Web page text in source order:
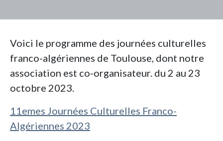
Voici le programme des journées culturelles
franco-algériennes de Toulouse, dont notre
association est co-organisateur. du 2 au 23
octobre 2023.
11emes Journées Culturelles Franco-
Algériennes 2023